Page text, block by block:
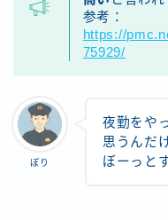
参考：
https://
75929/
ぽり
夜勤をや
思うんだ
ぼーっと